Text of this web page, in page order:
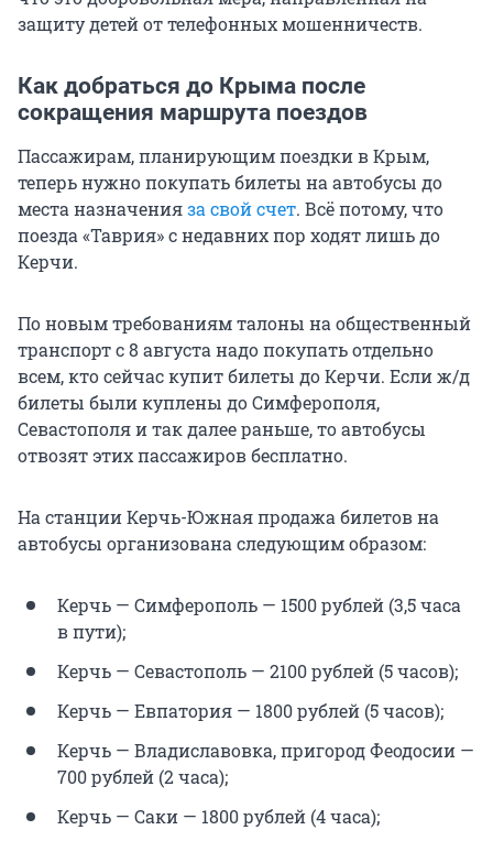
защиту детей от телефонных мошенничеств.
Как добраться до Крыма после
сокращения маршрута поездов
Пассажирам, планирующим поездки в Крым,
теперь нужно покупать билеты на автобусы до
места назначенияза свой счет. Всё потому, что
поезда «Таврия» с недавних пор ходят лишь до
Керчи.
По новым требованиям талоны на общественный
транспорт с 8 августа надо покупать отдельно
всем, кто сейчас купит билеты до Керчи. Если ж/д
билеты были куплены до Симферополя,
Севастополя и так далее раньше, то автобусы
отвозят этих пассажиров бесплатно.
На станции Керчь-Южная продажа билетов на
автобусы организована следующим образом:
Керчь — Симферополь — 1500 рублей (3,5 часа
в пути);
Керчь — Севастополь — 2100 рублей (5 часов);
Керчь — Евпатория — 1800 рублей (5 часов);
Керчь — Владиславовка, пригород Феодосии —
700 рублей (2 часа);
Керчь — Саки — 1800 рублей (4 часа);